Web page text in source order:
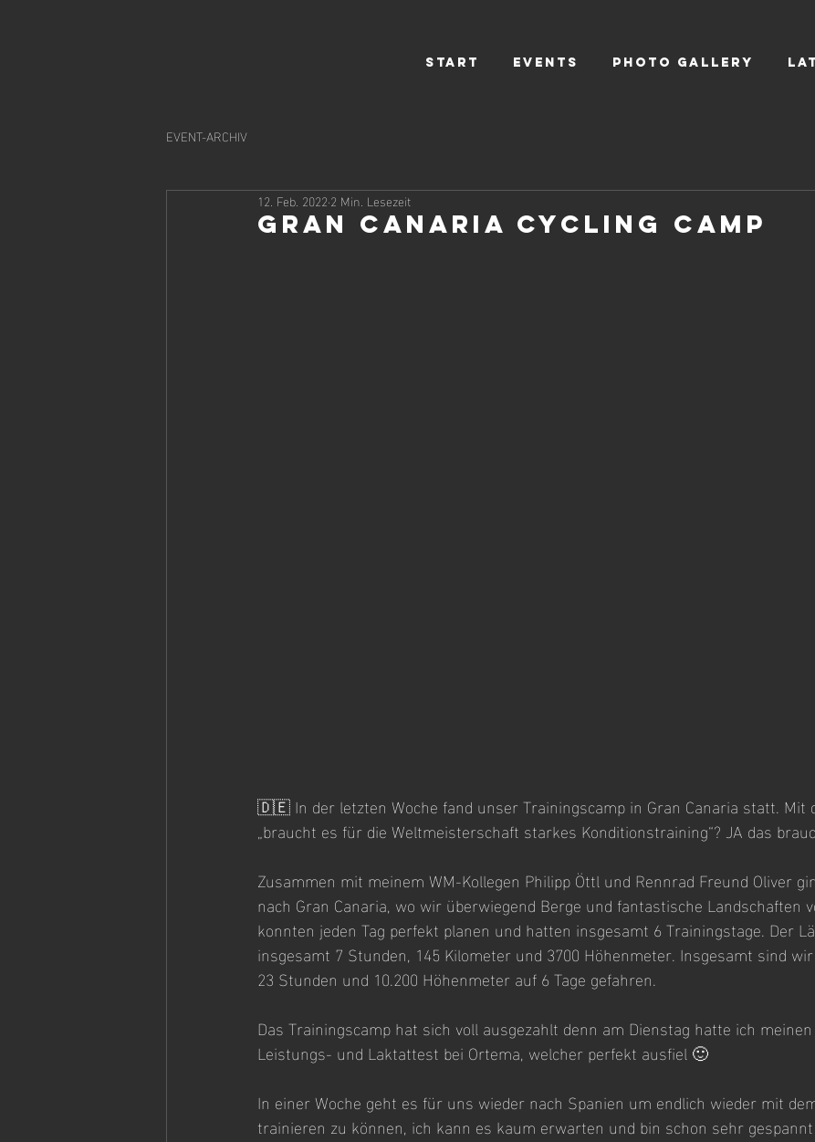
Start EVENTS PHOTO GALLERY
EVENT-ARCHIV
Gran Canaria Cycling Camp
12. Feb. 2022 2 Min. Lesezeit
🇩🇪 In der letzten Woche fand unser Trainingscamp in Gran Canaria statt. Mit
„braucht es für die Weltmeisterschaft starkes Konditionstraining“? JA das
Zusammen mit meinem WM-Kollegen Philipp Öttl und Rennrad Freund Oliver
nach Gran Canaria, wo wir überwiegend Berge und fantastische Landschaften
konnten jeden Tag perfekt planen und hatten insgesamt 6 Trainingstage. Der
insgesamt 7 Stunden, 145 Kilometer und 3700 Höhenmeter. Insgesamt sind
23 Stunden und 10.200 Höhenmeter auf 6 Tage gefahren.
Das Trainingscamp hat sich voll ausgezahlt denn am Dienstag hatte ich
Leistungs- und Laktattest bei Ortema, welcher perfekt ausfiel 🙂
In einer Woche geht es für uns wieder nach Spanien um endlich wieder mit
trainieren zu können, ich kann es kaum erwarten und bin schon sehr